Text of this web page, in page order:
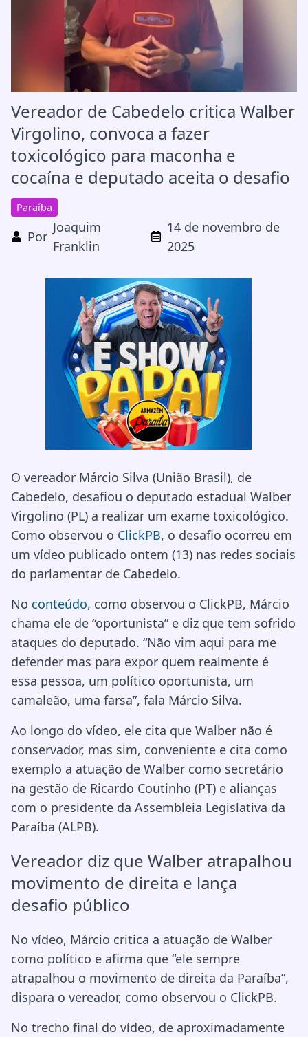
Vereador de Cabedelo critica Walber
Virgolino, convoca a fazer
toxicológico para maconha e
cocaína e deputado aceita o desafio
Paraíba
Por
Joaquim
Franklin
14 de novembro de
2025
O vereador Márcio Silva (União Brasil), de
Cabedelo, desafiou o deputado estadual Walber
Virgolino (PL) a realizar um exame toxicológico.
Como observou o ClickPB, o desafio ocorreu em
um vídeo publicado ontem (13) nas redes sociais
do parlamentar de Cabedelo.
No conteúdo, como observou o ClickPB, Márcio
chama ele de “oportunista” e diz que tem sofrido
ataques do deputado. “Não vim aqui para me
defender mas para expor quem realmente é
essa pessoa, um político oportunista, um
camaleão, uma farsa”, fala Márcio Silva.
Ao longo do vídeo, ele cita que Walber não é
conservador, mas sim, conveniente e cita como
exemplo a atuação de Walber como secretário
na gestão de Ricardo Coutinho (PT) e alianças
com o presidente da Assembleia Legislativa da
Paraíba (ALPB).
Vereador diz que Walber atrapalhou
movimento de direita e lança
desafio público
No vídeo, Márcio critica a atuação de Walber
como político e afirma que “ele sempre
atrapalhou o movimento de direita da Paraíba”,
dispara o vereador, como observou o ClickPB.
No trecho final do vídeo, de aproximadamente